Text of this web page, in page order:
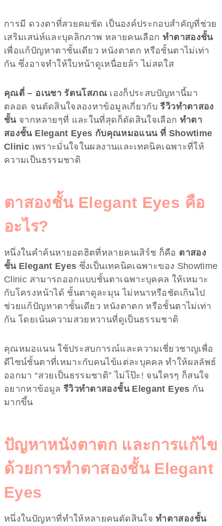
การมี ดวงตาที่สวยคมชัด เป็นองค์ประกอบสำคัญที่ช่วย
เสริมเสน่ห์และบุคลิกภาพ หลายคนเลือก ทำตาสองชั้น
เพื่อแก้ปัญหาตาชั้นเดียว หนังตาตก หรือชั้นตาไม่เท่า
กัน ซึ่งอาจทำให้ใบหน้าดูเหนื่อยล้า ไม่สดใส
คุณตี่ – อเนชา รัตนโสภณ เองก็ประสบปัญหานี้มา
ตลอด จนตัดสินใจลองหาข้อมูลเกี่ยวกับรีวิวทำตาสอง
ชั้นจากหลายๆที่ และในที่สุดก็ตัดสินใจเลือก ทำตา
สองชั้น Elegant Eyes กับคุณหมอแนน ที่ Showtime
Clinic เพราะมั่นใจในผลงานและเทคนิคเฉพาะที่ให้
ความเป็นธรรมชาติ
ตาสองชั้น Elegant Eyes คือ
อะไร?
หนึ่งในคำค้นหายอดฮิตที่หลายคนเสิร์ช ก็คือ ตาสอง
ชั้น Elegant Eyes ซึ่งเป็นเทคนิคเฉพาะของ Showtime
Clinic สามารถออกแบบชั้นตาเฉพาะบุคคล ให้เหมาะ
กับโครงหน้าได้ ชั้นตาดูละมุน ไม่หนาหรือชัดเกินไป
ช่วยแก้ปัญหาตาชั้นเดียว หนังตาตก หรือชั้นตาไม่เท่า
กัน โดยเน้นความสวยหวานที่ดูเป็นธรรมชาติ
คุณหมอแนน ใช้ประสบการณ์และความเชี่ยวชาญเพื่อ
ดีไซน์ชั้นตาที่เหมาะกับคนไข้แต่ละบุคคล ทำให้ผลลัพธ์
ออกมา “สวยเป็นธรรมชาติ” ไม่โป๊ะ! จนใครๆ ก็สนใจ
อยากหาข้อมูล รีวิวทำตาสองชั้น Elegant Eyes กัน
มากขึ้น
ปัญหาหนังตาตก และการแก้ไข
ด้วยการทำตาสองชั้น Elegant
Eyes
หนึ่งในปัญหาที่ทำให้หลายคนตัดสินใจทำตาสองชั้น